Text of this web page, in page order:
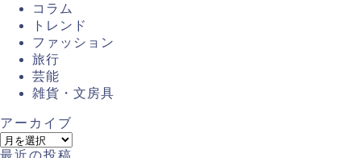
コラム
トレンド
ファッション
旅行
芸能
雑貨・文房具
アーカイブ